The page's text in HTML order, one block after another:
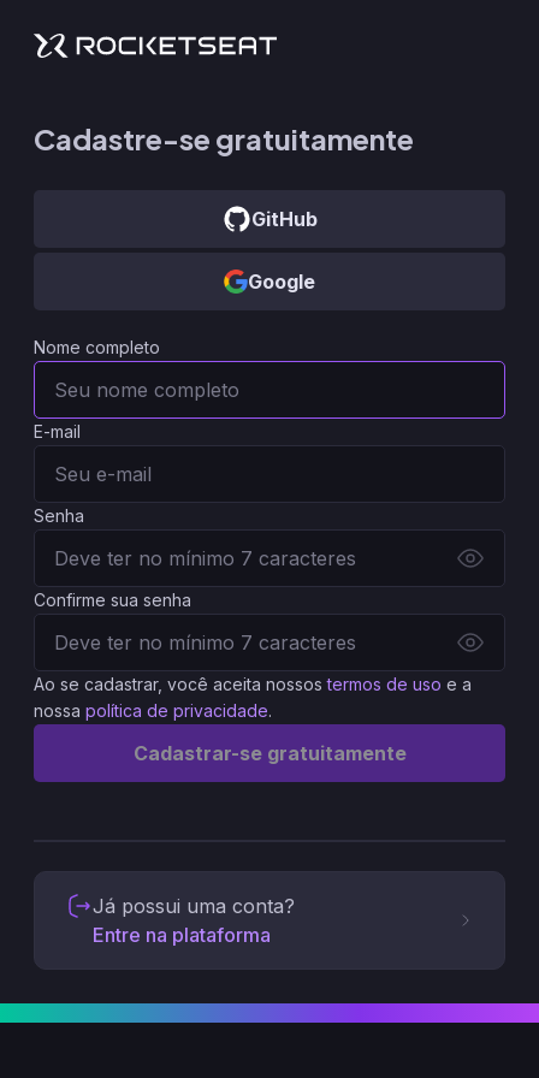
Cadastre-se gratuitamente
GitHub
Google
Nome completo
E-mail
Senha
Confirme sua senha
Ao se cadastrar, você aceita nossos termos de uso e a
nossa política de privacidade.
Cadastrar-se gratuitamente
Já possui uma conta?
Entre na plataforma